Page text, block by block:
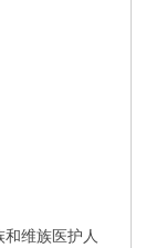
维族医护人